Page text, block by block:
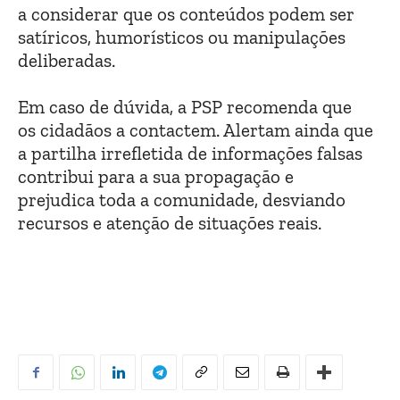
a considerar que os conteúdos podem ser
satíricos, humorísticos ou manipulações
deliberadas.
Em caso de dúvida, a PSP recomenda que
os cidadãos a contactem. Alertam ainda que
a partilha irrefletida de informações falsas
contribui para a sua propagação e
prejudica toda a comunidade, desviando
recursos e atenção de situações reais.